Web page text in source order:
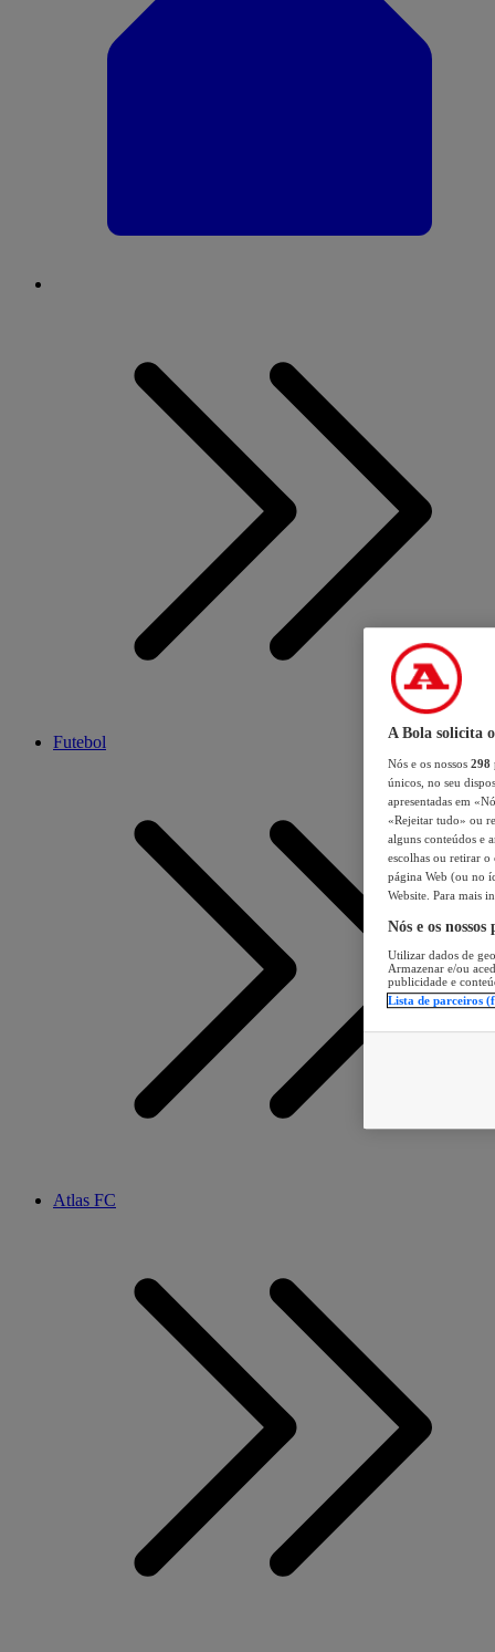
Futebol
Atlas FC
A Bola solicita
Nós e os nossos 298
únicos, no seu
apresentadas em
«Rejeitar tudo» ou
alguns conteúdos e
escolhas ou retirar
página Web (ou no
Website. Para mais
Nós e os
Utilizar dados de
Armazenar e/ou
publicidade e
Lista de parceiros